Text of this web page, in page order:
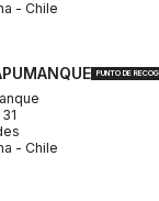
- Chile
PUNTO DE
- Chile